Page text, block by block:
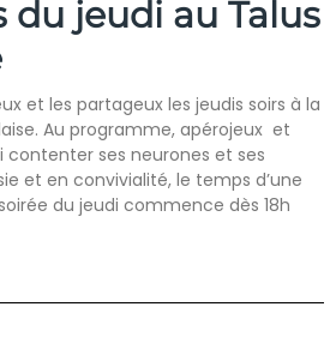
du jeudi au Talus
et les partageux les jeudis soirs à la
Au programme, apérojeux et
contenter ses neurones et ses
et en convivialité, le temps d’une
du jeudi commence dès 18h